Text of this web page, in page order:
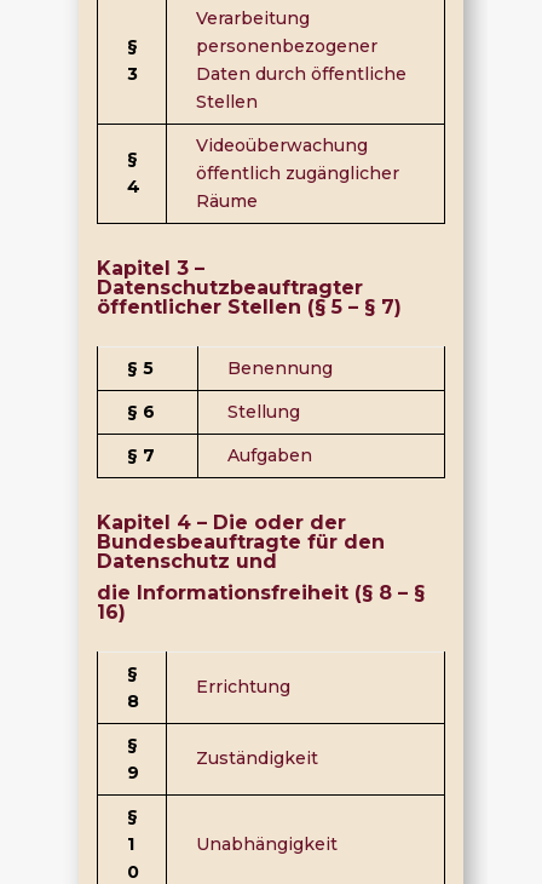
§
3
Verarbeitung
personenbezogener
Daten durch öffentliche
Stellen
§
4
Videoüberwachung
öffentlich zugänglicher
Räume
Kapitel 3 –
Datenschutzbeauftragter
öffentlicher Stellen (§ 5 – § 7)
§ 5
Benennung
§ 6
Stellung
§ 7
Aufgaben
Kapitel 4 – Die oder der
Bundesbeauftragte für den
Datenschutz und
die Informationsfreiheit (§ 8 – §
16)
§
8
Errichtung
§
9
Zuständigkeit
§
1
0
Unabhängigkeit